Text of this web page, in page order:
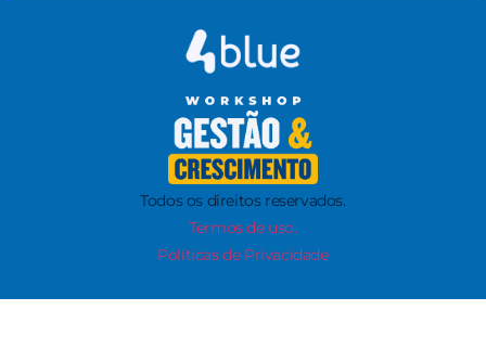
Todos os direitos reservados.
Termos de uso.
Políticas de Privacidade